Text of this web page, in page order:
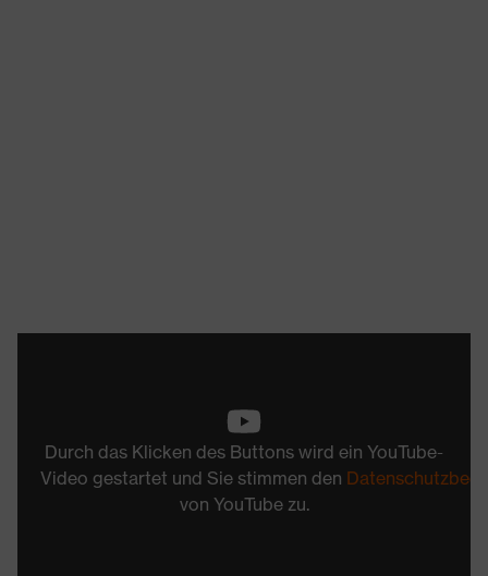
Durch das Klicken des Buttons wird ein YouTube-
Video gestartet und Sie stimmen den
von YouTube zu.